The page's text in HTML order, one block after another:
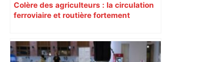
Colère des agriculteurs : la circulation
ferroviaire et routière fortement